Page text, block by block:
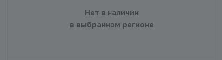
Нет в наличии
в выбранном регионе